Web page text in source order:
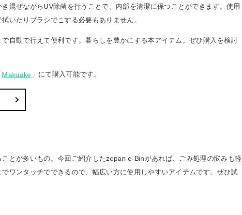
混ぜながらUV除菌を行うことで、内部を清潔に保つことができます。使用
いたりブラシでこする必要もありません。
自動で行えて便利です。暮らしを豊かにする本アイテム。ぜひ購入を検討
Makuake 」にて購入可能です。
とが多いもの。今回ご紹介したzepan e-Binがあれば、ごみ処理の悩みも軽
ワンタッチでできるので、幅広い方に使用しやすいアイテムです。ぜひ試